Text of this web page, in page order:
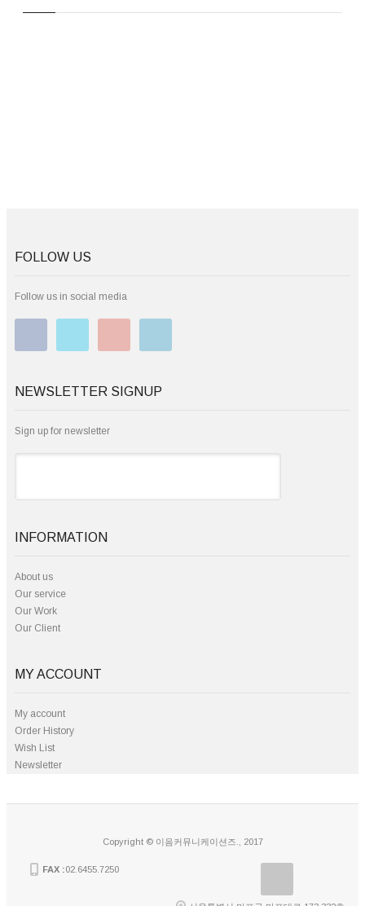
FOLLOW US
Follow us in social media
NEWSLETTER SIGNUP
Sign up for newsletter
INFORMATION
About us
Our service
Our Work
Our Client
MY ACCOUNT
My account
Order History
Wish List
Newsletter
Copyright © 이음커뮤니케이션즈., 2017
FAX :02.6455.7250